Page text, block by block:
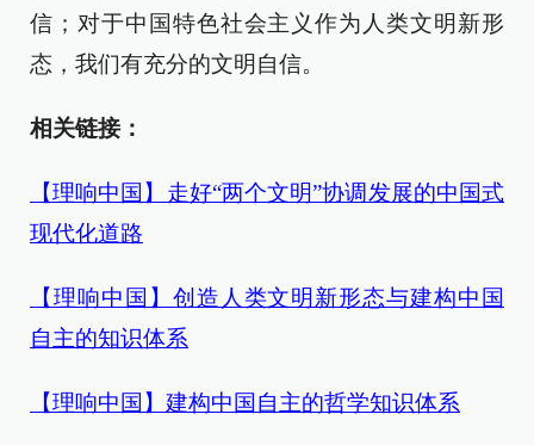
信；对于中国特色社会主义作为人类文明新形
态，我们有充分的文明自信。
相关链接：
【理响中国】走好“两个文明”协调发展的中国式
现代化道路
【理响中国】创造人类文明新形态与建构中国
自主的知识体系
【理响中国】建构中国自主的哲学知识体系